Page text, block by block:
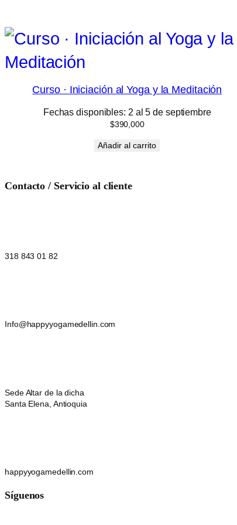
Curso · Iniciación al Yoga y la Meditación
Fechas disponibles: 2 al 5 de septiembre
$390,000
Añadir al carrito
Contacto / Servicio al cliente
318 843 01 82
Info@happyyogamedellin.com
Sede Altar de la dicha
Santa Elena, Antioquia
happyyogamedellin.com
Síguenos